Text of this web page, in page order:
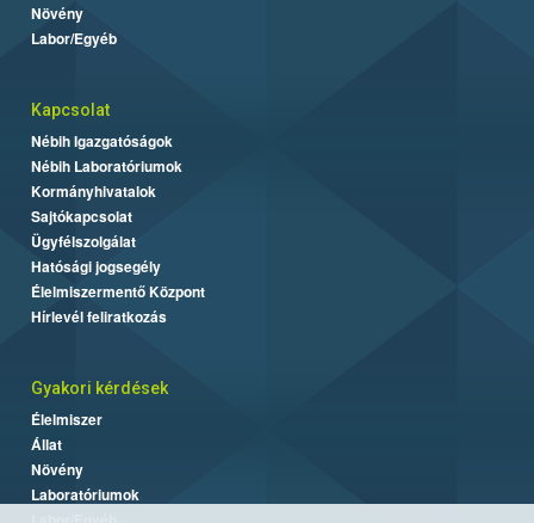
Növény
Labor/Egyéb
Kapcsolat
Nébih Igazgatóságok
Nébih Laboratóriumok
Kormányhivatalok
Sajtókapcsolat
Ügyfélszolgálat
Hatósági jogsegély
Élelmiszermentő Központ
Hírlevél feliratkozás
Gyakori kérdések
Élelmiszer
Állat
Növény
Laboratóriumok